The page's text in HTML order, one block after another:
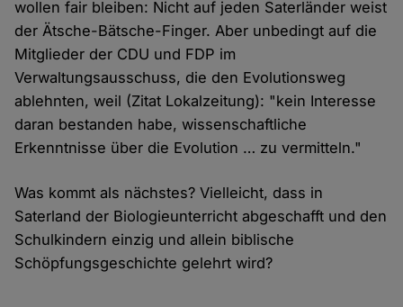
wollen fair bleiben: Nicht auf jeden Saterländer weist
der Ätsche-Bätsche-Finger. Aber unbedingt auf die
Mitglieder der CDU und FDP im
Verwaltungsausschuss, die den Evolutionsweg
ablehnten, weil (Zitat Lokalzeitung): "kein Interesse
daran bestanden habe, wissenschaftliche
Erkenntnisse über die Evolution … zu vermitteln."
Was kommt als nächstes? Vielleicht, dass in
Saterland der Biologieunterricht abgeschafft und den
Schulkindern einzig und allein biblische
Schöpfungsgeschichte gelehrt wird?